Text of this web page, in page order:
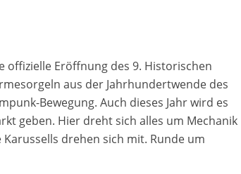
offizielle Eröffnung des 9. Historischen
aus der Jahrhundertwende des
Bewegung. Auch dieses Jahr wird es
geben. Hier dreht sich alles um Mechanik
drehen sich mit. Runde um